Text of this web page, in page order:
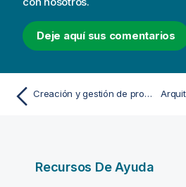
Deje aquí sus comentarios
Creación y gestión de proyectos de canalización de datos
Recursos De Ayuda